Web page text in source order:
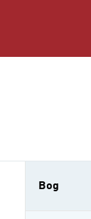
Bog